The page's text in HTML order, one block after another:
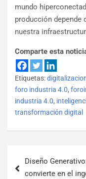
mundo
producción depende
nuestra
Comparte esta
Etiquetas:
foro industria 4.0,
industria 4.0,
transformación digital
Diseño
convierte en el